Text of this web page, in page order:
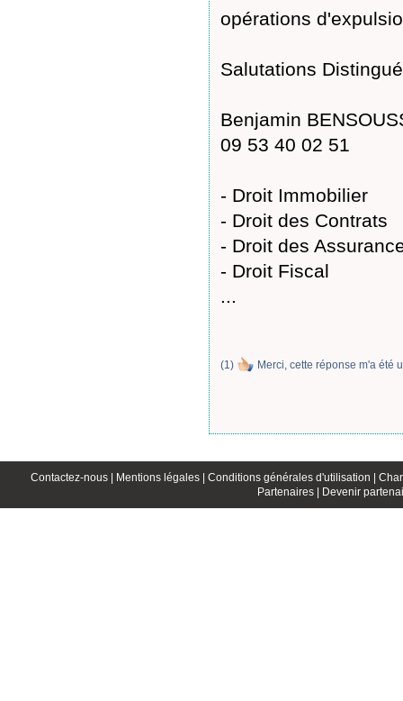
opérations
Salutations
Benjamin
09 53 40 02 51
- Droit Immobilier
- Droit des Contrats
- Droit des
- Droit Fiscal
...
(1) Merci, cette réponse m'a été
Contactez-nous | Mentions légales | Conditions générales d'utilisation |
Partenaires |
Devenir